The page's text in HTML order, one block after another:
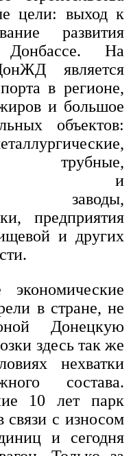
цели: выход к
развития
На
является
в регионе,
и большое
объектов:
трубные,
и
заводы,
предприятия
и других
экономические
в стране, не
Донецкую
здесь так же
нехватки
состава.
10 лет парк
связи с износом
и сегодня